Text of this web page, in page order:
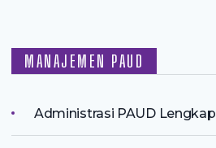
MANAJEMEN PAUD
Administrasi PAUD Lengkap